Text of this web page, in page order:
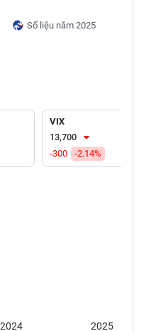
Số liệu năm 2025
VIX
13,700
-300
-2.14%
2024
2025